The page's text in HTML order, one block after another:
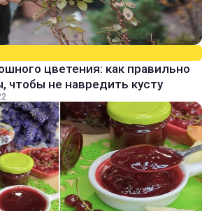
цветения: как правильно
чтобы не навредить кусту